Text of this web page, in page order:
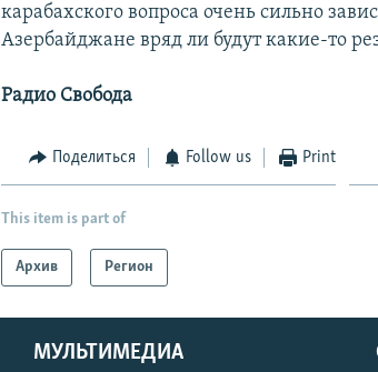
карабахского вопроса очень сильно
Азербайджане вряд ли будут какие-то
Радио Свобода
Поделиться Follow us Print
This item is part of
Архив Регион
МУЛЬТИМЕДИА